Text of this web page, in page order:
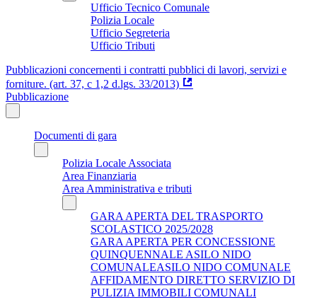
Ufficio Tecnico Comunale
Polizia Locale
Ufficio Segreteria
Ufficio Tributi
Pubblicazioni concernenti i contratti pubblici di lavori, servizi e
forniture. (art. 37, c 1,2 d.lgs. 33/2013)
Pubblicazione
Documenti di gara
Polizia Locale Associata
Area Finanziaria
Area Amministrativa e tributi
GARA APERTA DEL TRASPORTO
SCOLASTICO 2025/2028
GARA APERTA PER CONCESSIONE
QUINQUENNALE ASILO NIDO
COMUNALEASILO NIDO COMUNALE
AFFIDAMENTO DIRETTO SERVIZIO DI
PULIZIA IMMOBILI COMUNALI